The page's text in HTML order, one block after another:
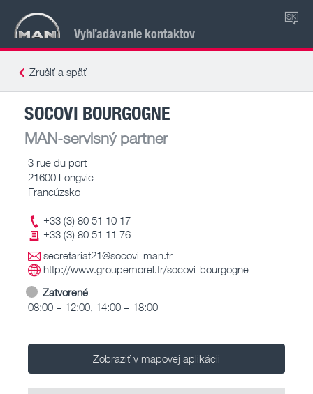
Vyhľadávanie kontaktov
SK
Zrušiť a späť
SOCOVI BOURGOGNE
MAN-servisný partner
3 rue du port
21600 Longvic
Francúzsko
+33 (3) 80 51 10 17
+33 (3) 80 51 11 76
secretariat21@socovi-man.fr
http://www.groupemorel.fr/socovi-bourgogne
Zatvorené
08:00 – 12:00, 14:00 – 18:00
Zobraziť v mapovej aplikácii